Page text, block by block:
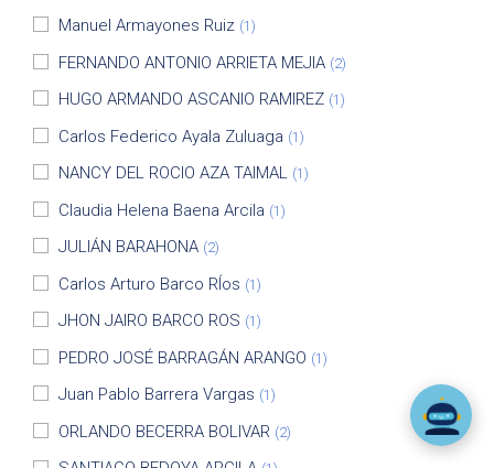
Manuel Armayones Ruiz (1)
FERNANDO ANTONIO ARRIETA MEJIA (2)
HUGO ARMANDO ASCANIO RAMIREZ (1)
Carlos Federico Ayala Zuluaga (1)
NANCY DEL ROCIO AZA TAIMAL (1)
Claudia Helena Baena Arcila (1)
JULIÁN BARAHONA (2)
Carlos Arturo Barco RÍos (1)
JHON JAIRO BARCO ROS (1)
PEDRO JOSÉ BARRAGÁN ARANGO (1)
Juan Pablo Barrera Vargas (1)
ORLANDO BECERRA BOLIVAR (2)